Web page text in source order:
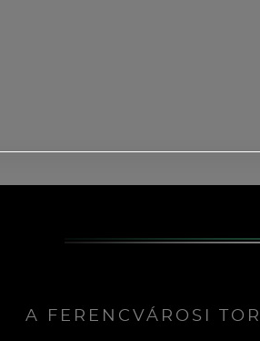
A FERENCVÁROSI